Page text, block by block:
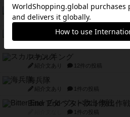
ガルフストライク
紹介文あり 1件の投稿
エコーズ・オブ・タイム
紹介文なし 8件の投稿
スカルキング
紹介文あり 12件の投稿
海兵隊
紹介文あり 1件の投稿
Bitter End ブタペスト救出作戦
1件の投稿